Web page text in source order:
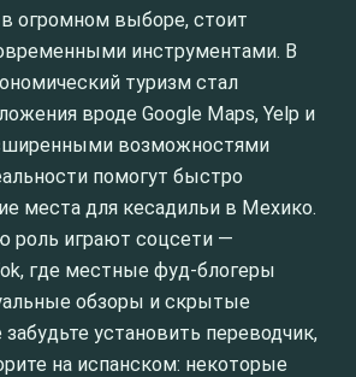
в огромном выборе, стоит
инструментами. В
туризм стал
вроде Google Maps, Yelp и
возможностями
помогут быстро
места для кесадильи в Мехико.
роль играют соцсети —
где местные фуд-блогеры
обзоры и скрытые
установить переводчик,
на испанском: некоторые